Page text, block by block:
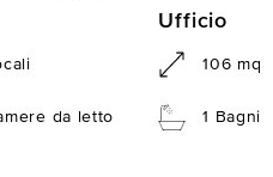
da letto
Ufficio
106 mq
1 Bagni